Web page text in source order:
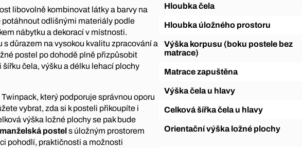
libovolně kombinovat látky a barvy na
potáhnout odlišnými materiály podle
nábytku a dekorací v místnosti.
důrazem na vysokou kvalitu zpracování a
postel po dohodě plně přizpůsobit
čela, výšku a délku lehací plochy
který podporuje správnou oporu
vybrat, zda si k posteli přikoupíte i
výška ložné plochy se pak bude
postels úložným prostorem
pohodlí, praktičnosti a možnosti
Hloubka čela
Hloubka úložného prostoru
Výška korpusu (boku postele bez
matrace)
Matrace zapuštěna
Výška čela u hlavy
Celková šířka čela u hlavy
Orientační výška ložné plochy